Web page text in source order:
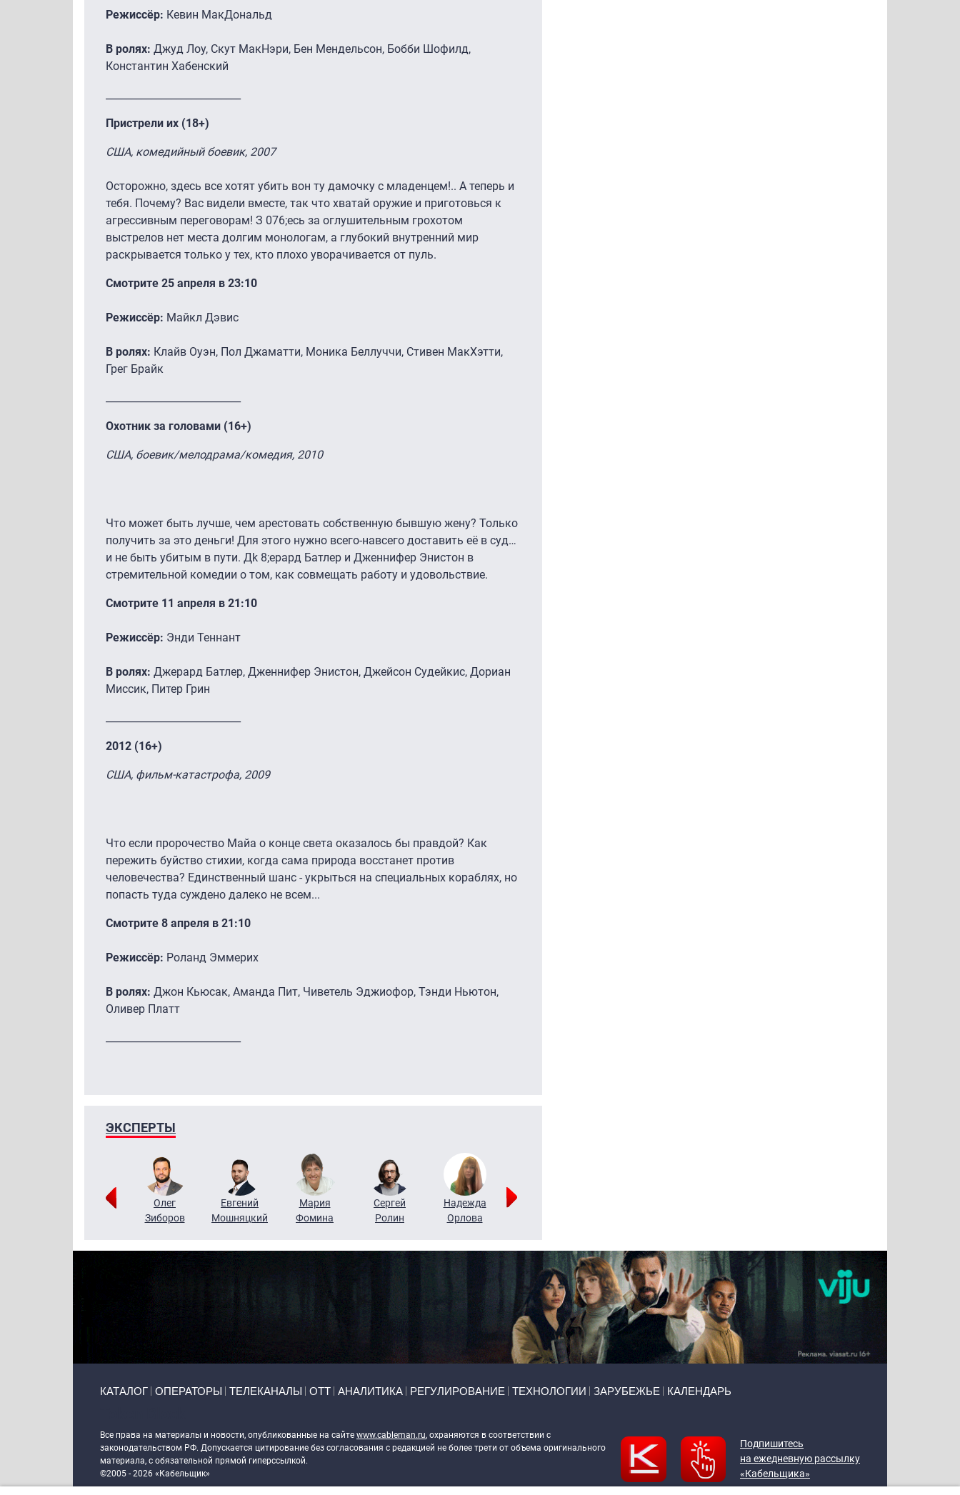
Режиссёр: Кевин МакДональд
В ролях: Джуд Лоу, Скут МакНэри, Бен Мендельсон, Бобби Шофилд,
Константин Хабенский
Пристрели их (18+)
США, комедийный боевик, 2007
Осторожно, здесь все хотят убить вон ту дамочку с младенцем!.. А теперь и
тебя. Почему? Вас видели вместе, так что хватай оружие и приготовься к
агрессивным переговорам! З 076;есь за оглушительным грохотом
выстрелов нет места долгим монологам, а глубокий внутренний мир
раскрывается только у тех, кто плохо уворачивается от пуль.
Смотрите 25 апреля в 23:10
Режиссёр: Майкл Дэвис
В ролях: Клайв Оуэн, Пол Джаматти, Моника Беллуччи, Стивен МакХэтти,
Грег Брайк
Охотник за головами (16+)
США, боевик/мелодрама/комедия, 2010
Что может быть лучше, чем арестовать собственную бывшую жену? Только
получить за это деньги! Для этого нужно всего-навсего доставить её в суд…
и не быть убитым в пути. Дk 8;ерард Батлер и Дженнифер Энистон в
стремительной комедии о том, как совмещать работу и удовольствие.
Смотрите 11 апреля в 21:10
Режиссёр: Энди Теннант
В ролях: Джерард Батлер, Дженнифер Энистон, Джейсон Судейкис, Дориан
Миссик, Питер Грин
2012 (16+)
США, фильм-катастрофа, 2009
Что если пророчество Майа о конце света оказалось бы правдой? Как
пережить буйство стихии, когда сама природа восстанет против
человечества? Единственный шанс - укрыться на специальных кораблях, но
попасть туда суждено далеко не всем...
Смотрите 8 апреля в 21:10
Режиссёр: Роланд Эммерих
В ролях: Джон Кьюсак, Аманда Пит, Чиветель Эджиофор, Тэнди Ньютон,
Оливер Платт
ЭКСПЕРТЫ
Григорий
Олег
Зиборов
Евгений
Мошняцкий
Мария
Фомина
Сергей
Ролин
Надежда
Орлова
КАТАЛОГ ОПЕРАТОРЫ ТЕЛЕКАНАЛЫ ОТТ АНАЛИТИКА РЕГУЛИРОВАНИЕ ТЕХНОЛОГИИ ЗАРУБЕЖЬЕ КАЛЕНДАРЬ
Все права на материалы и новости, опубликованные на сайте www.cableman.ru, охраняются в соответствии с
законодательством РФ. Допускается цитирование без согласования с редакцией не более трети от объема оригинального
материала, с обязательной прямой гиперссылкой.
©2005 - 2026 «Кабельщик»
Подпишитесь
на ежедневную рассылку
«Кабельщика»